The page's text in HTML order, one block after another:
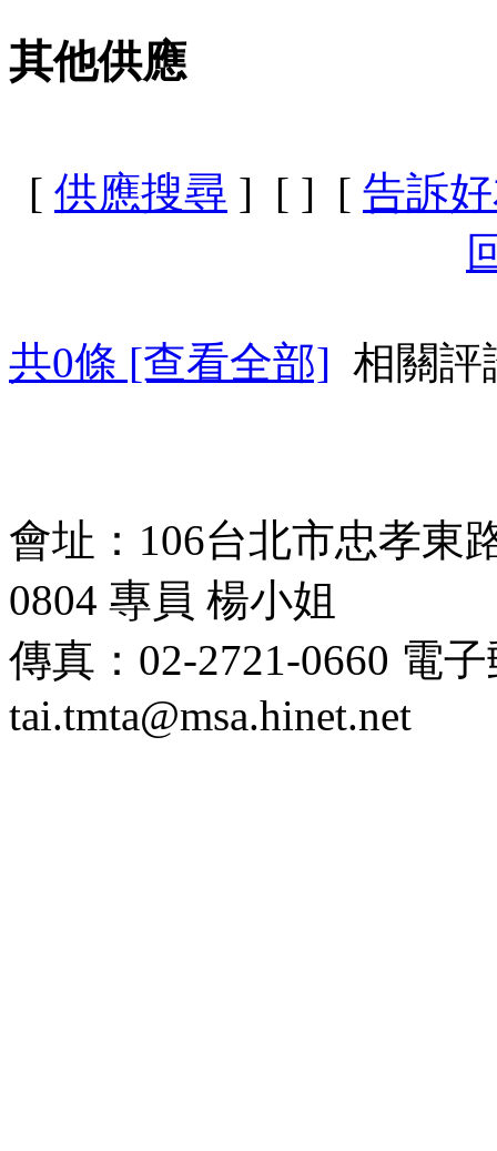
其他供應
[ 供應搜尋 ] [ ] [ 告訴
共0條 [查看全部] 相關評
會址：106台北市忠孝東
0804 專員 楊小姐
傳真：02-2721-0660 電
tai.tmta@msa.hinet.net